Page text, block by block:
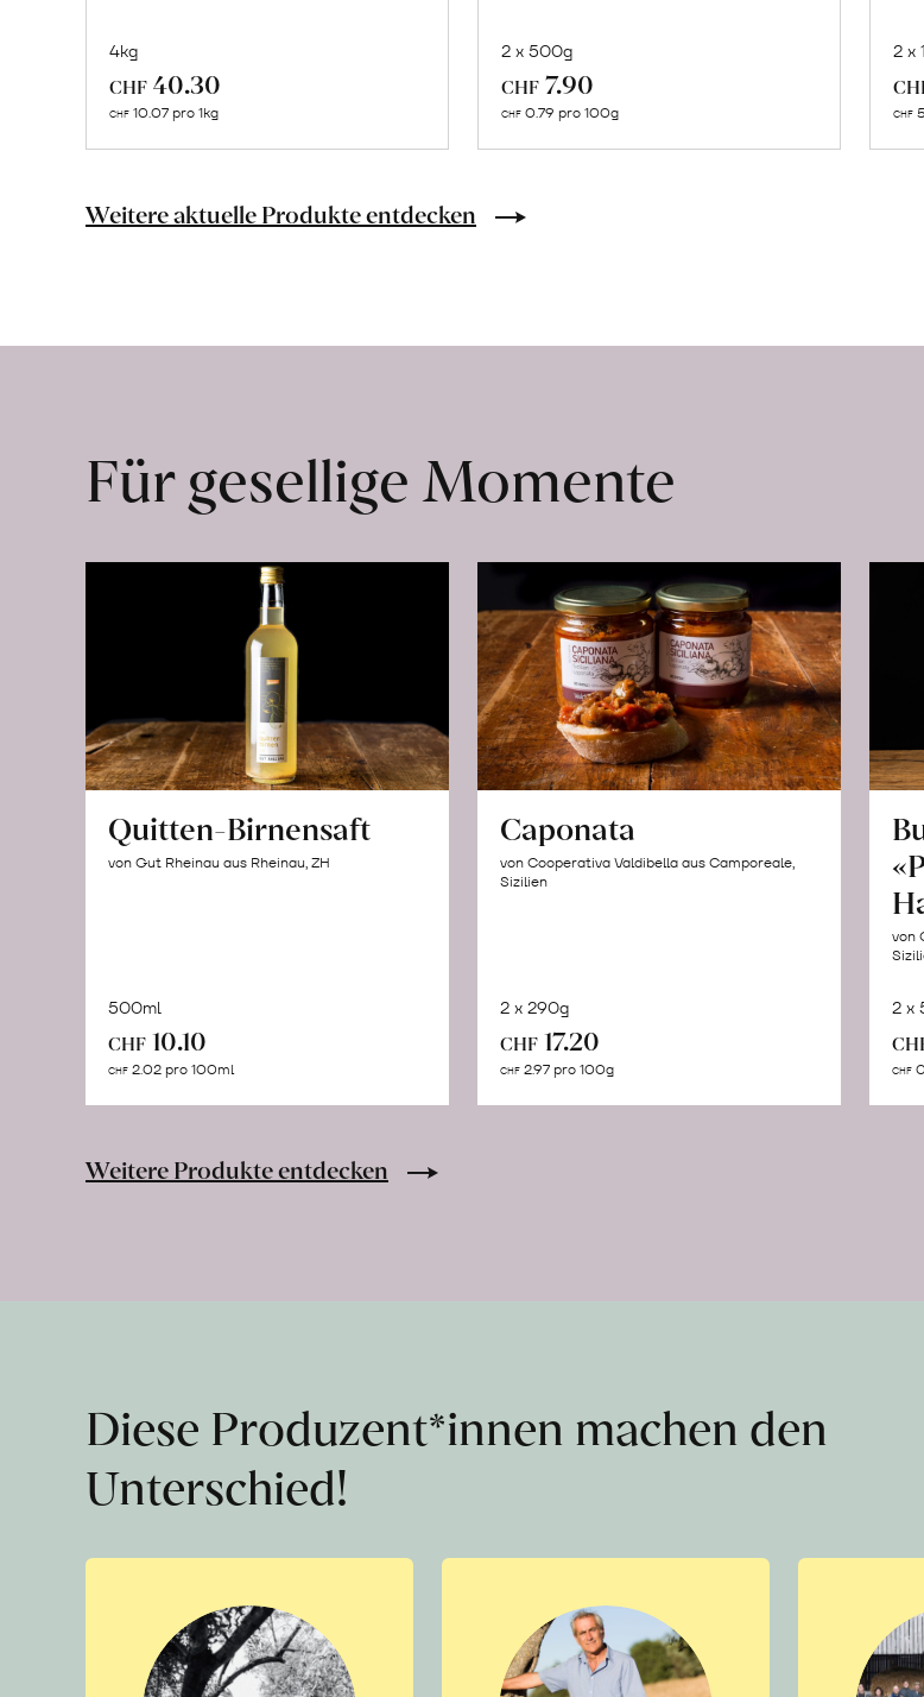
4kg
CHF 40.30
CHF 10.07 pro 1kg
Naturbelassene
Lebensmittel
ab
2 x 500g
CHF 7.90
CHF 0.79 pro 100g
2 x
CHF
Weitere aktuelle Produkte entdecken
Für gesellige Momente
Quitten-Birnensaft
von Gut Rheinau aus Rheinau, ZH
500ml
CHF 10.10
CHF 2.02 pro 100ml
Caponata
von Cooperativa Valdibella aus Camporeale,
Sizilien
2 x 290g
CHF 17.20
CHF 2.97 pro 100g
von
2 x
CHF
Weitere Produkte entdecken
Diese Produzent*innen machen den
Unterschied!